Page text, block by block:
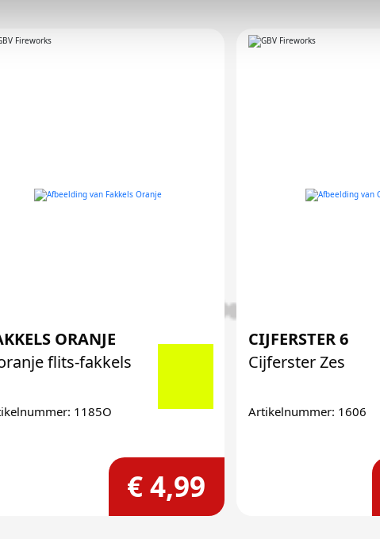
ORANJE
flits-fakkels
1185O
€ 4,99
CIJFERSTER 6
Cijferster Zes
Artikelnummer: 1606